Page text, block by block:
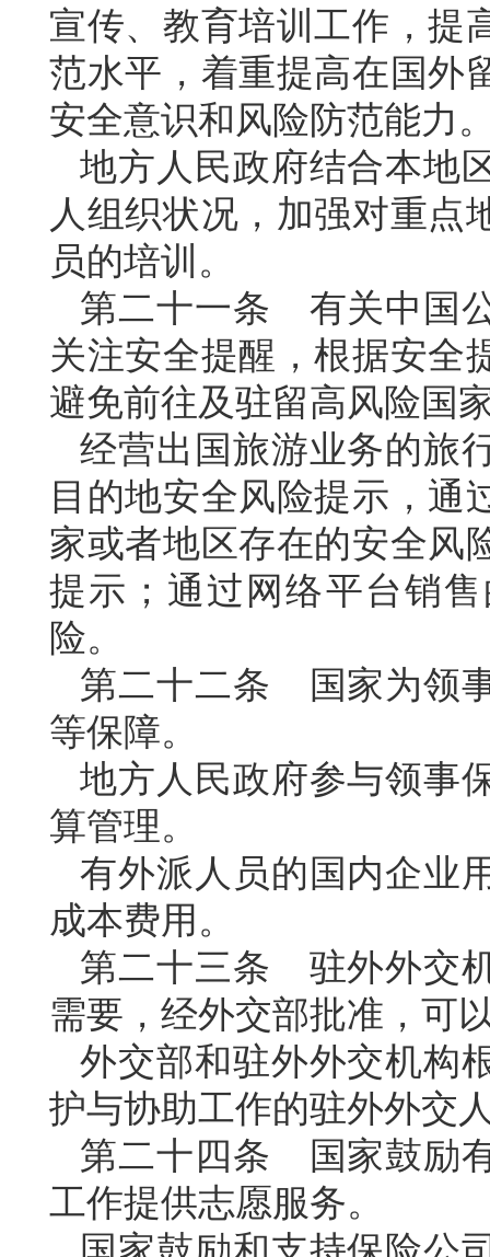
宣传、教育培训工作，提
范水平，着重提高在国外
安全意识和风险防范能力
地方人民政府结合本地
人组织状况，加强对重点
员的培训。
第二十一条 有关中国
关注安全提醒，根据安全
避免前往及驻留高风险国
经营出国旅游业务的旅
目的地安全风险提示，通
家或者地区存在的安全风
提示；通过网络平台销
险。
第二十二条 国家为领
等保障。
地方人民政府参与领事
算管理。
有外派人员的国内企业
成本费用。
第二十三条 驻外外交
需要，经外交部批准，可
外交部和驻外外交机构
护与协助工作的驻外外交
第二十四条 国家鼓励
工作提供志愿服务。